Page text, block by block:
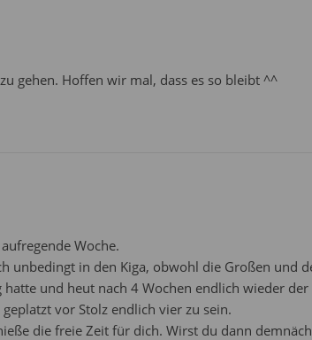
gehen. Hoffen wir mal, dass es so bleibt ^^
Woche.
unbedingt in den Kiga, obwohl die Großen und
und heut nach 4 Wochen endlich wieder
vor Stolz endlich vier zu sein.
die freie Zeit für dich. Wirst du dann